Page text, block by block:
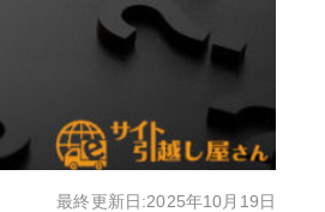
最終更新日:2025年10月19日